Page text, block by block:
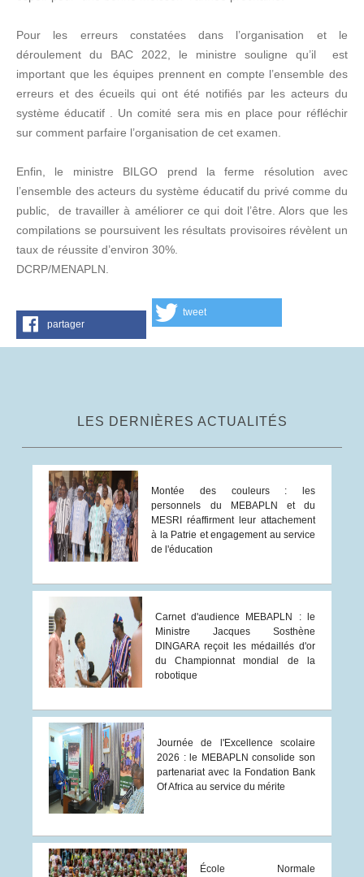
Pour les erreurs constatées dans l’organisation et le
déroulement du BAC 2022, le ministre souligne qu’il est
important que les équipes prennent en compte l’ensemble des
erreurs et des écueils qui ont été notifiés par les acteurs du
système éducatif . Un comité sera mis en place pour réfléchir
sur comment parfaire l’organisation de cet examen.
Enfin, le ministre BILGO prend la ferme résolution avec
l’ensemble des acteurs du système éducatif du privé comme du
public, de travailler à améliorer ce qui doit l’être. Alors que les
compilations se poursuivent les résultats provisoires révèlent un
taux de réussite d’environ 30%.
DCRP/MENAPLN.
partager
tweet
LES DERNIÈRES ACTUALITÉS
Montée des couleurs : les
personnels du MEBAPLN et du
MESRI réaffirment leur attachement
à la Patrie et engagement au service
de l'éducation
Carnet d'audience MEBAPLN : le
Ministre Jacques Sosthène
DINGARA reçoit les médaillés d'or
du Championnat mondial de la
robotique
Journée de l'Excellence scolaire
2026 : le MEBAPLN consolide son
partenariat avec la Fondation Bank
Of Africa au service du mérite
École Normale